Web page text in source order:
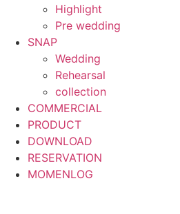
Highlight
Pre wedding
SNAP
Wedding
Rehearsal
collection
COMMERCIAL
PRODUCT
DOWNLOAD
RESERVATION
MOMENLOG